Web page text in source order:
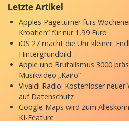
Letzte Artikel
Apples Pageturner fürs
Kroatien“ für nur 1,99 Euro
iOS 27 macht die Uhr kleiner:
Hintergrundbild
Apple und Brutalismus 3000
Musikvideo „Kairo“
Vivaldi Radio: Kostenloser
auf Datenschutz
Google Maps wird zum
KI-Feature